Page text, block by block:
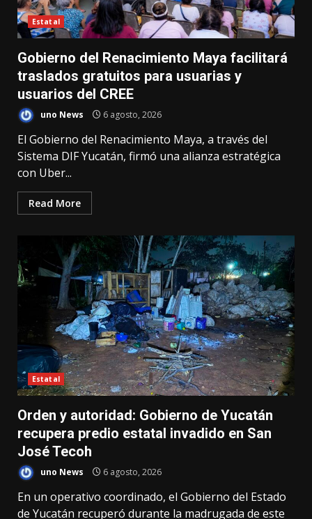
Estatal
Gobierno del Renacimiento Maya facilitará
traslados gratuitos para usuarias y
usuarios del CREE
uno News 6 agosto, 2026
El Gobierno del Renacimiento Maya, a través del
Sistema DIF Yucatán, firmó una alianza estratégica
con Uber...
Read More
Estatal
Orden y autoridad: Gobierno de Yucatán
recupera predio estatal invadido en San
José Tecoh
uno News 6 agosto, 2026
En un operativo coordinado, el Gobierno del Estado
de Yucatán recuperó durante la madrugada de este